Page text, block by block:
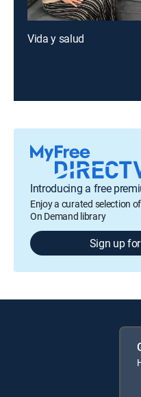
Vida y salud
Introducing a free
Enjoy a curated selection
On Demand library
Sign up for